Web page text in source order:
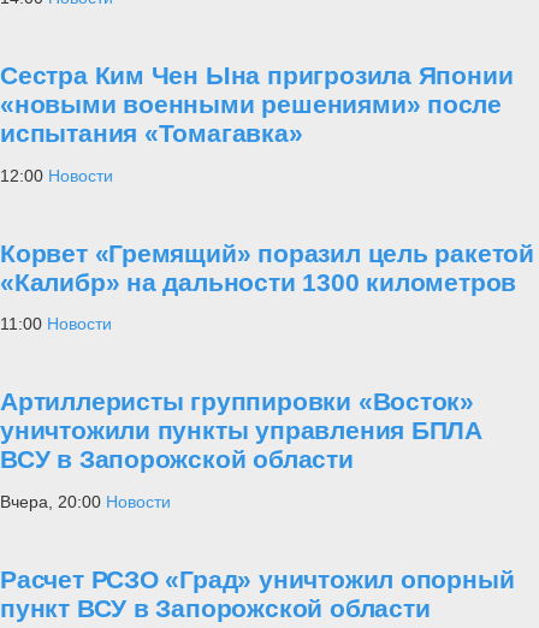
Сестра Ким Чен Ына пригрозила Японии
«новыми военными решениями» после
испытания «Томагавка»
12:00 Новости
Корвет «Гремящий» поразил цель ракетой
«Калибр» на дальности 1300 километров
11:00 Новости
Артиллеристы группировки «Восток»
уничтожили пункты управления БПЛА
ВСУ в Запорожской области
Вчера, 20:00 Новости
Расчет РСЗО «Град» уничтожил опорный
пункт ВСУ в Запорожской области